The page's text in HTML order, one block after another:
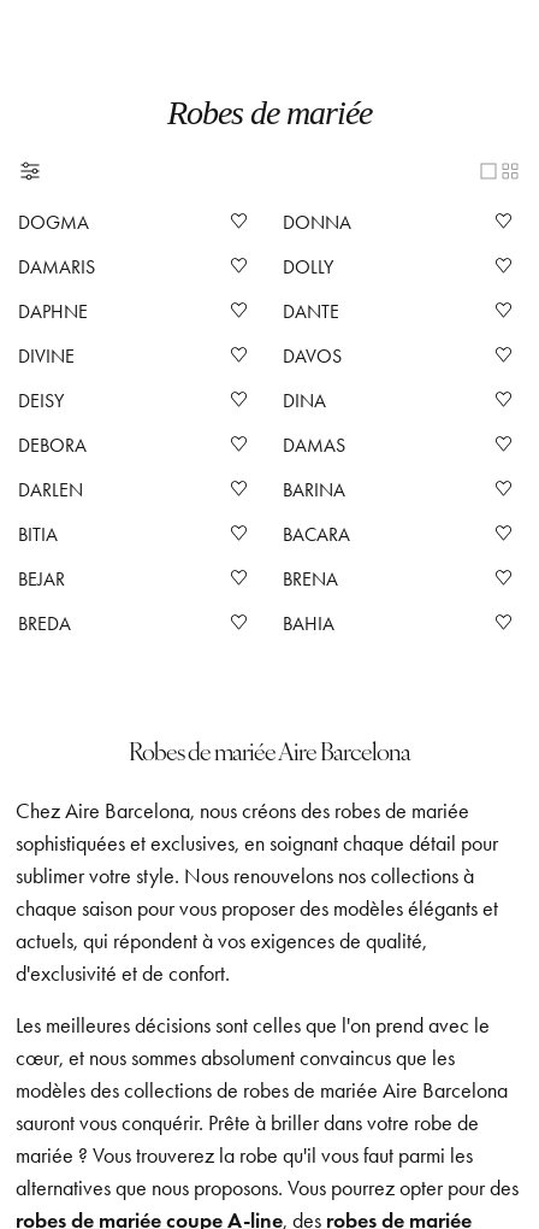
Robes de mariée
DOGMA
DONNA
DAMARIS
DOLLY
DAPHNE
DANTE
DIVINE
DAVOS
DEISY
DINA
DEBORA
DAMAS
DARLEN
BARINA
BITIA
BACARA
BEJAR
BRENA
BREDA
BAHIA
Robes de mariée Aire Barcelona
Chez Aire Barcelona, nous créons des robes de mariée
sophistiquées et exclusives, en soignant chaque détail pour
sublimer votre style. Nous renouvelons nos collections à
chaque saison pour vous proposer des modèles élégants et
actuels, qui répondent à vos exigences de qualité,
d'exclusivité et de confort.
Les meilleures décisions sont celles que l'on prend avec le
cœur, et nous sommes absolument convaincus que les
modèles des collections de robes de mariée Aire Barcelona
sauront vous conquérir. Prête à briller dans votre robe de
mariée ? Vous trouverez la robe qu'il vous faut parmi les
alternatives que nous proposons. Vous pourrez opter pour des
robes de mariée coupe A-line, des robes de mariée